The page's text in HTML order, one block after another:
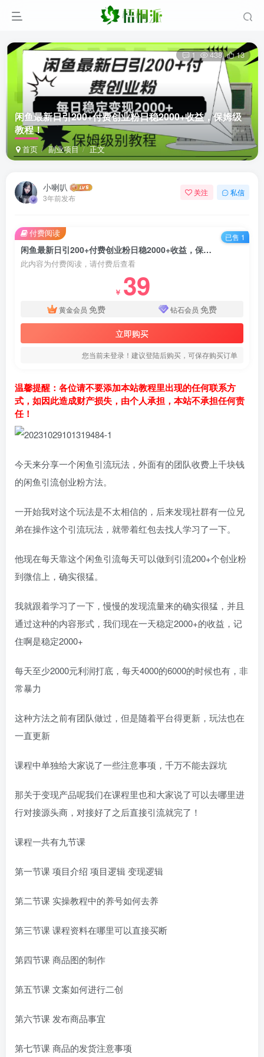
闲鱼最新日引200+付费创业粉日稳2000+收益，保姆级
教程！
首页 副业项目 正文
1 438 13
小喇叭
3年前发布
关注 私信
闲鱼最新日引200+付费创业粉日稳2000+收益，保姆级教程！
此内容为付费阅读，请付费后查看
￥ 39
黄金会员 免费 钻石会员 免费
立即购买
您当前未登录！建议登陆后购买，可保存购买订单
付费阅读 已售 1
温馨提醒：各位请不要添加本站教程里出现的任何联系方
式，如因此造成财产损失，由个人承担，本站不承担任何责
任！
今天来分享一个闲鱼引流玩法，外面有的团队收费上千块钱
的闲鱼引流创业粉方法。
一开始我对这个玩法是不太相信的，后来发现社群有一位兄
弟在操作这个引流玩法，就带着红包去找人学习了一下。
他现在每天靠这个闲鱼引流每天可以做到引流200+个创业粉
到微信上，确实很猛。
我就跟着学习了一下，慢慢的发现流量来的确实很猛，并且
通过这种的内容形式，我们现在一天稳定2000+的收益，记
住啊是稳定2000+
每天至少2000元利润打底，每天4000的6000的时候也有，非
常暴力
这种方法之前有团队做过，但是随着平台得更新，玩法也在
一直更新
课程中单独给大家说了一些注意事项，千万不能去踩坑
那关于变现产品呢我们在课程里也和大家说了可以去哪里进
行对接源头商，对接好了之后直接引流就完了！
课程一共有九节课
第一节课 项目介绍 项目逻辑 变现逻辑
第二节课 实操教程中的养号如何去养
第三节课 课程资料在哪里可以直接买断
第四节课 商品图的制作
第五节课 文案如何进行二创
第六节课 发布商品事宜
第七节课 商品的发货注意事项